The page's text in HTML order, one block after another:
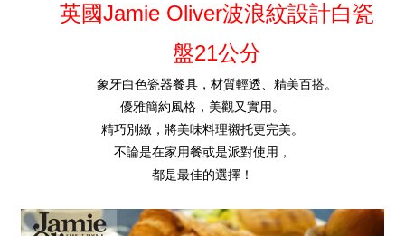
英國Jamie Oliver波浪紋設計白瓷
盤21公分
象牙白色瓷器餐具，材質輕透、精美百搭。
優雅簡約風格，美觀又實用。
精巧別緻，將美味料理襯托更完美。
不論是在家用餐或是派對使用，
都是最佳的選擇！